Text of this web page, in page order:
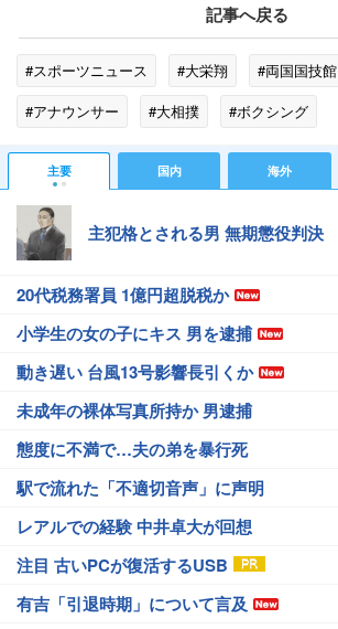
記事へ戻る
#スポーツニュース #大栄翔 #両国国技館
#アナウンサー
#大相撲 #ボクシング
主要 国内 海外
主犯格とされる男 無期懲役判決
20代税務署員 1億円超脱税か
小学生の女の子にキス 男を逮捕
動き遅い 台風13号影響長引くか
未成年の裸体写真所持か 男逮捕
態度に不満で…夫の弟を暴行死
駅で流れた「不適切音声」に声明
レアルでの経験 中井卓大が回想
注目 古いPCが復活するUSB
有吉「引退時期」について言及